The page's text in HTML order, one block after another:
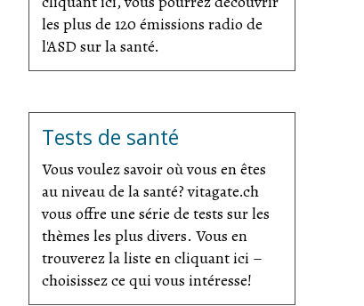
les plus de 120 émissions radio de
l'ASD sur la santé.
Tests de santé
Vous voulez savoir où vous en êtes
au niveau de la santé? vitagate.ch
vous offre une série de tests sur les
thèmes les plus divers. Vous en
trouverez la liste en cliquant ici –
choisissez ce qui vous intéresse!